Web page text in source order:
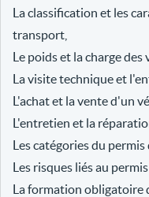
La classification et les
transport,
Le poids et la charge
La visite technique et
L'achat et la vente d'un
L'entretien et la
Les catégories du permis
Les risques liés au
La formation obligatoire